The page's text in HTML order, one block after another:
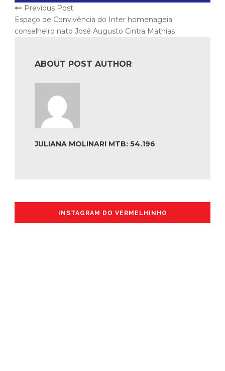
Previous Post
Espaço de Convivência do Inter homenageia
conselheiro nato José Augusto Cintra Mathias
ABOUT POST AUTHOR
JULIANA MOLINARI MTB: 54.196
INSTAGRAM DO VERMELHINHO